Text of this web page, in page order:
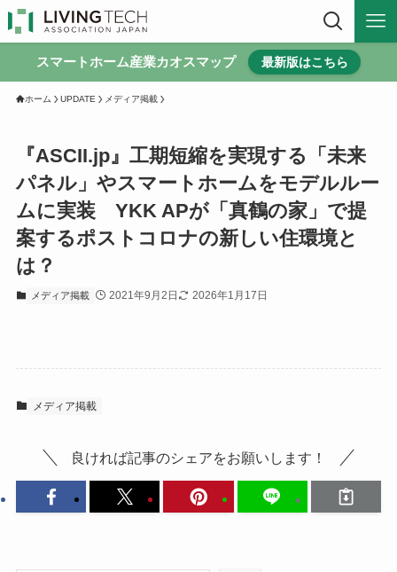
スマートホーム産業カオスマップ 最新版はこちら
ホーム UPDATE メディア掲載
『ASCII.jp』工期短縮を実現する「未来
パネル」やスマートホームをモデルルー
ムに実装 YKK APが「真鶴の家」で提
案するポストコロナの新しい住環境と
は？
メディア掲載 2021年9月2日 2026年1月17日
メディア掲載
良ければ記事のシェアをお願いします！